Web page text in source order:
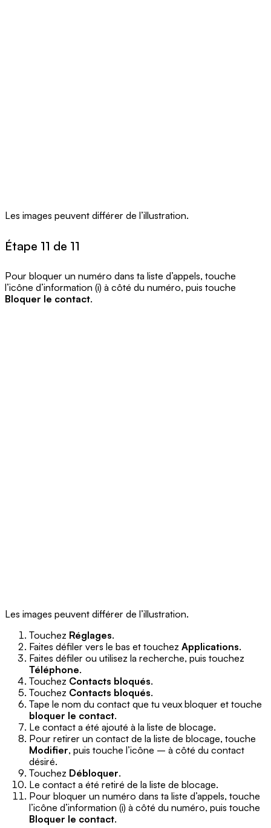
Les images peuvent différer de l’illustration.
Étape 11 de 11
Pour bloquer un numéro dans ta liste d’appels, touche
l’icône d’information (i) à côté du numéro, puis touche
Bloquer le contact.
Les images peuvent différer de l’illustration.
Touchez Réglages.
Faites défiler vers le bas et touchez Applications.
Faites défiler ou utilisez la recherche, puis touchez
Téléphone.
Touchez Contacts bloqués.
Touchez Contacts bloqués.
Tape le nom du contact que tu veux bloquer et touche
bloquer le contact.
Le contact a été ajouté à la liste de blocage.
Pour retirer un contact de la liste de blocage, touche
Modifier, puis touche l’icône – à côté du contact
désiré.
Touchez Débloquer.
Le contact a été retiré de la liste de blocage.
Pour bloquer un numéro dans ta liste d’appels, touche
l’icône d’information (i) à côté du numéro, puis touche
Bloquer le contact.